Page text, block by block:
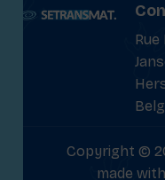
Rue
Copyright ©
made with